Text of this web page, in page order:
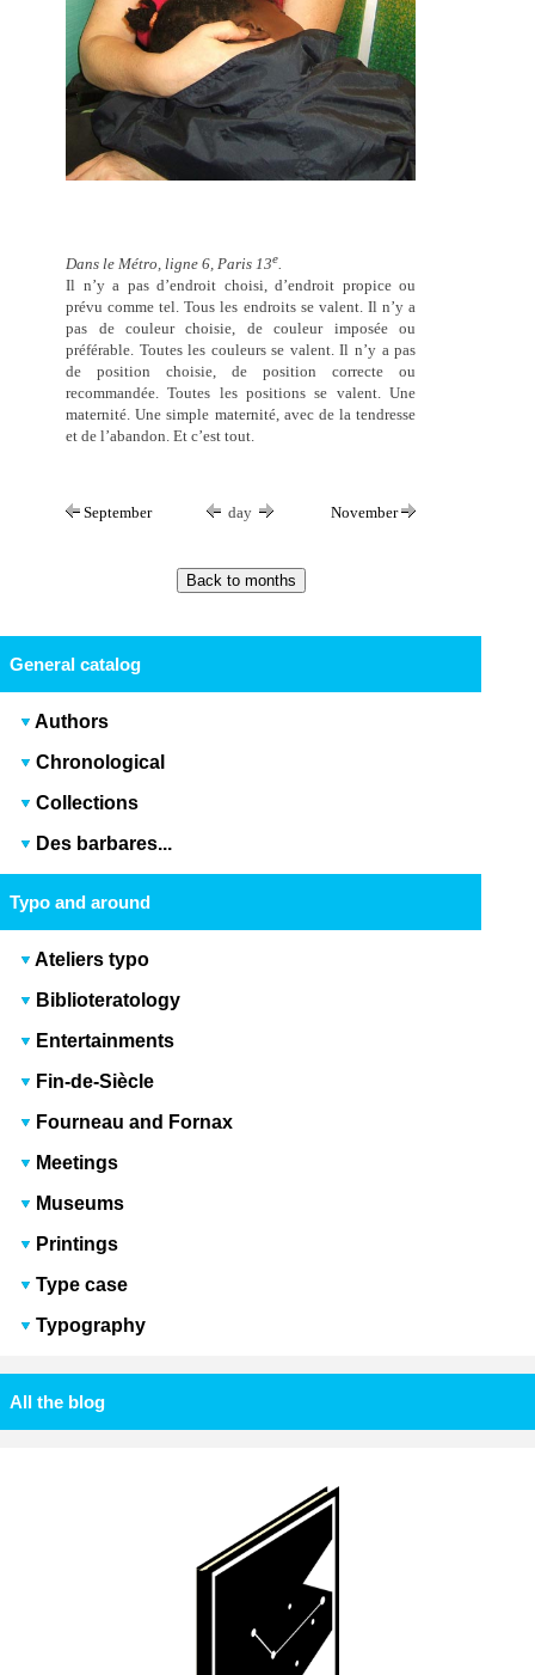
Dans le Métro, ligne 6, Paris 13e.
Il n’y a pas d’endroit choisi, d’endroit propice ou
prévu comme tel. Tous les endroits se valent. Il n’y a
pas de couleur choisie, de couleur imposée ou
préférable. Toutes les couleurs se valent. Il n’y a pas
de position choisie, de position correcte ou
recommandée. Toutes les positions se valent. Une
maternité. Une simple maternité, avec de la tendresse
et de l’abandon. Et c’est tout.
September day November
General catalog
Authors
Chronological
Collections
Des barbares...
Typo and around
Ateliers typo
Biblioteratology
Entertainments
Fin-de-Siècle
Fourneau and Fornax
Meetings
Museums
Printings
Type case
Typography
All the blog